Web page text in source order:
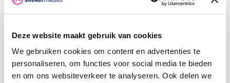
Deze website maakt gebruik van cookies
We gebruiken cookies om content en advertenties te
personaliseren, om functies voor social media te bieden
en om ons websiteverkeer te analyseren. Ook delen we
250 € 56,25